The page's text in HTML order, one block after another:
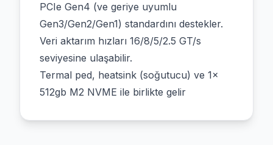
PCIe Gen4 (ve geriye uyumlu
Gen3/Gen2/Gen1) standardını destekler.
Veri aktarım hızları 16/8/5/2.5 GT/s
seviyesine ulaşabilir.
Termal ped, heatsink (soğutucu) ve 1x
512gb M2 NVME ile birlikte gelir